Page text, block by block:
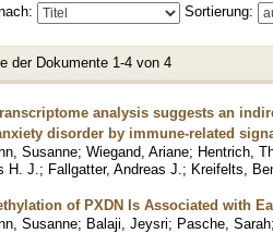
Sortierung:
der Dokumente 1-4 von 4
analysis suggests an
disorder by immune-related
Susanne; Wiegand, Ariane; Hentrich,
H. J. ; Fallgatter, Andreas J. ; Kreifelts,
of PXDN Is Associated with
Susanne; Balaji, Jeysri; Pasche, Sarah;